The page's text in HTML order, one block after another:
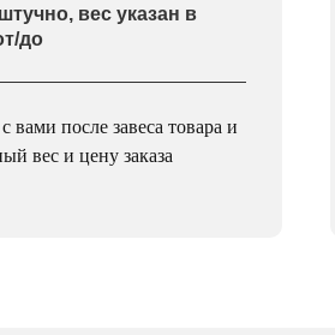
вес указан в
до
вами после завеса товара и
вес и цену заказа